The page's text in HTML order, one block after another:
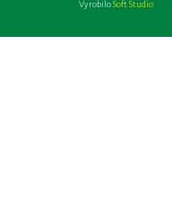
VyrobiloSoft Studio